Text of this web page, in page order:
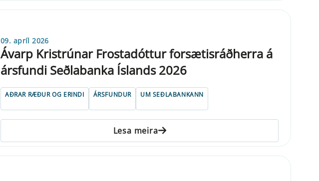
09. apríl 2026
Ávarp Kristrúnar Frostadóttur forsætisráðherra á
ársfundi Seðlabanka Íslands 2026
AÐRAR RÆÐUR OG ERINDI ÁRSFUNDUR UM SEÐLABANKANN
Lesa meira